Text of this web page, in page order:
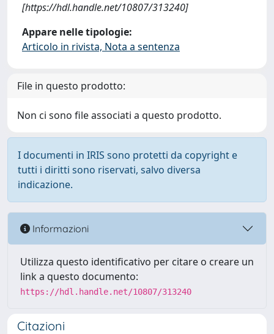
[https://hdl.handle.net/10807/313240]
Appare nelle tipologie:
Articolo in rivista, Nota a sentenza
File in questo prodotto:
Non ci sono file associati a questo prodotto.
I documenti in IRIS sono protetti da copyright e
tutti i diritti sono riservati, salvo diversa
indicazione.
Informazioni
Utilizza questo identificativo per citare o creare un
link a questo documento:
https://hdl.handle.net/10807/313240
Citazioni